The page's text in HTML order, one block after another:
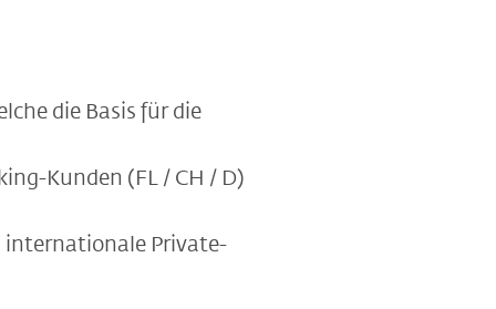
die Basis für die
Kunden (FL / CH / D)
internationale Private-